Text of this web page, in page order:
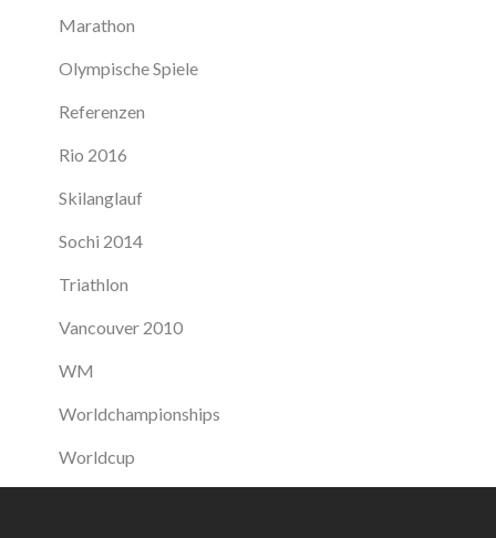
Marathon
Olympische Spiele
Referenzen
Rio 2016
Skilanglauf
Sochi 2014
Triathlon
Vancouver 2010
WM
Worldchampionships
Worldcup